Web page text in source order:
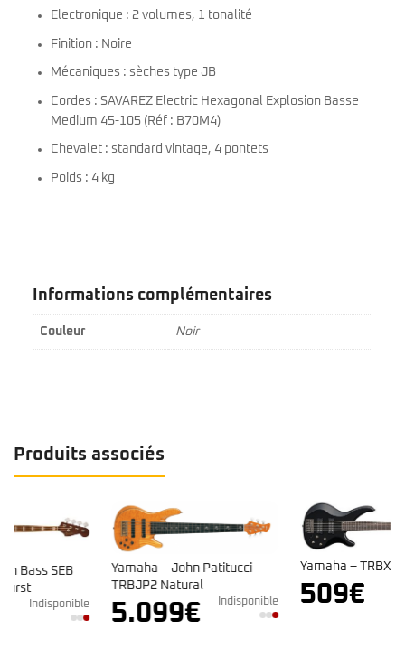
Electronique : 2 volumes, 1 tonalité
Finition : Noire
Mécaniques : sèches type JB
Cordes : SAVAREZ Electric Hexagonal Explosion Basse
Medium 45-105 (Réf : B70M4)
Chevalet : standard vintage, 4 pontets
Poids : 4 kg
Informations complémentaires
Couleur Noir
Produits associés
Yamaha – John Patitucci
TRBJP2 Natural
5.099 € Indisponible
Yamaha – TRBX 305 Black
509€ Indisponible